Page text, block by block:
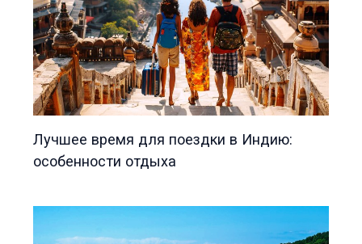
Лучшее время для поездки в Индию:
особенности отдыха